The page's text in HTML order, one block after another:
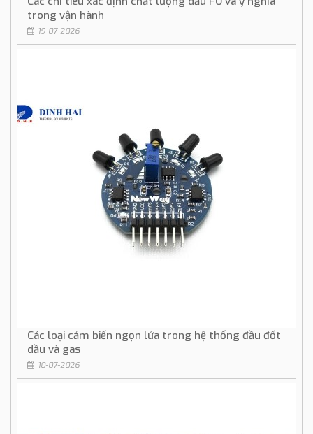
trong vận hành
19-07-2026
Các loại cảm biến ngọn lửa trong hệ thống đầu đốt
dầu và gas
10-07-2026